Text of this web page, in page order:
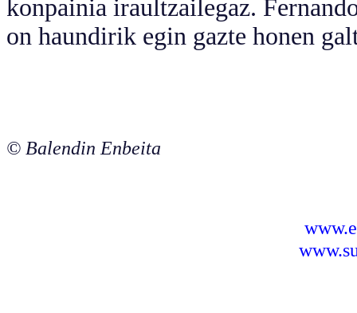
konpainia iraultzailegaz.
on haundirik egin gazte honen
© Balendin Enbeita